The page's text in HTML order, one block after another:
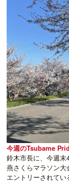
今週のTsubame
鈴木市長に、今週末
燕さくらマラソン
エントリーされてい